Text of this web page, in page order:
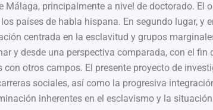
Málaga, principalmente a nivel de doctorado.
países de habla hispana. En segundo lugar,
centrada en la esclavitud y grupos
y desde una perspectiva comparada, con el
otros campos. El presente proyecto de
sociales, así como la progresiva
inherentes en el esclavismo y la